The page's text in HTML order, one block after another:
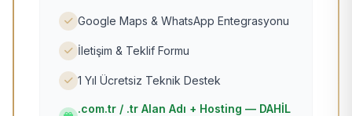
Google Maps & WhatsApp Entegrasyonu
İletişim & Teklif Formu
1 Yıl Ücretsiz Teknik Destek
.com.tr / .tr Alan Adı + Hosting — DAHİL